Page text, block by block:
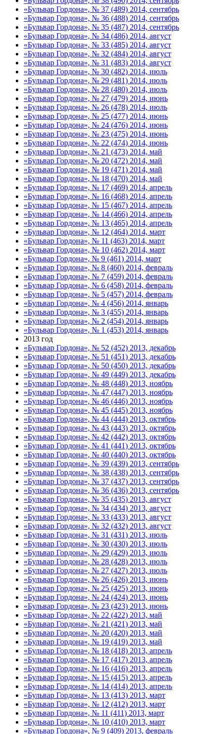
«Бульвар Гордона», № 37 (489) 2014, сентябрь
«Бульвар Гордона», № 36 (488) 2014, сентябрь
«Бульвар Гордона», № 35 (487) 2014, сентябрь
«Бульвар Гордона», № 34 (486) 2014, август
«Бульвар Гордона», № 33 (485) 2014, август
«Бульвар Гордона», № 32 (484) 2014, август
«Бульвар Гордона», № 31 (483) 2014, август
«Бульвар Гордона», № 30 (482) 2014, июль
«Бульвар Гордона», № 29 (481) 2014, июль
«Бульвар Гордона», № 28 (480) 2014, июль
«Бульвар Гордона», № 27 (479) 2014, июнь
«Бульвар Гордона», № 26 (478) 2014, июль
«Бульвар Гордона», № 25 (477) 2014, июнь
«Бульвар Гордона», № 24 (476) 2014, июнь
«Бульвар Гордона», № 23 (475) 2014, июнь
«Бульвар Гордона», № 22 (474) 2014, июнь
«Бульвар Гордона», № 21 (473) 2014, май
«Бульвар Гордона», № 20 (472) 2014, май
«Бульвар Гордона», № 19 (471) 2014, май
«Бульвар Гордона», № 18 (470) 2014, май
«Бульвар Гордона», № 17 (469) 2014, апрель
«Бульвар Гордона», № 16 (468) 2014, апрель
«Бульвар Гордона», № 15 (467) 2014, апрель
«Бульвар Гордона», № 14 (466) 2014, апрель
«Бульвар Гордона», № 13 (465) 2014, апрель
«Бульвар Гордона», № 12 (464) 2014, март
«Бульвар Гордона», № 11 (463) 2014, март
«Бульвар Гордона», № 10 (462) 2014, март
«Бульвар Гордона», № 9 (461) 2014, март
«Бульвар Гордона», № 8 (460) 2014, февраль
«Бульвар Гордона», № 7 (459) 2014, февраль
«Бульвар Гордона», № 6 (458) 2014, февраль
«Бульвар Гордона», № 5 (457) 2014, февраль
«Бульвар Гордона», № 4 (456) 2014, январь
«Бульвар Гордона», № 3 (455) 2014, январь
«Бульвар Гордона», № 2 (454) 2014, январь
«Бульвар Гордона», № 1 (453) 2014, январь
2013 год
«Бульвар Гордона», № 52 (452) 2013, декабрь
«Бульвар Гордона», № 51 (451) 2013, декабрь
«Бульвар Гордона», № 50 (450) 2013, декабрь
«Бульвар Гордона», № 49 (449) 2013, декабрь
«Бульвар Гордона», № 48 (448) 2013, ноябрь
«Бульвар Гордона», № 47 (447) 2013, ноябрь
«Бульвар Гордона», № 46 (446) 2013, ноябрь
«Бульвар Гордона», № 45 (445) 2013, ноябрь
«Бульвар Гордона», № 44 (444) 2013, октябрь
«Бульвар Гордона», № 43 (443) 2013, октябрь
«Бульвар Гордона», № 42 (442) 2013, октябрь
«Бульвар Гордона», № 41 (441) 2013, октябрь
«Бульвар Гордона», № 40 (440) 2013, октябрь
«Бульвар Гордона», № 39 (439) 2013, сентябрь
«Бульвар Гордона», № 38 (438) 2013, сентябрь
«Бульвар Гордона», № 37 (437) 2013, сентябрь
«Бульвар Гордона», № 36 (436) 2013, сентябрь
«Бульвар Гордона», № 35 (435) 2013, август
«Бульвар Гордона», № 34 (434) 2013, август
«Бульвар Гордона», № 33 (433) 2013, август
«Бульвар Гордона», № 32 (432) 2013, август
«Бульвар Гордона», № 31 (431) 2013, июль
«Бульвар Гордона», № 30 (430) 2013, июль
«Бульвар Гордона», № 29 (429) 2013, июль
«Бульвар Гордона», № 28 (428) 2013, июль
«Бульвар Гордона», № 27 (427) 2013, июль
«Бульвар Гордона», № 26 (426) 2013, июнь
«Бульвар Гордона», № 25 (425) 2013, июнь
«Бульвар Гордона», № 24 (424) 2013, июнь
«Бульвар Гордона», № 23 (423) 2013, июнь
«Бульвар Гордона», № 22 (422) 2013, май
«Бульвар Гордона», № 21 (421) 2013, май
«Бульвар Гордона», № 20 (420) 2013, май
«Бульвар Гордона», № 19 (419) 2013, май
«Бульвар Гордона», № 18 (418) 2013, апрель
«Бульвар Гордона», № 17 (417) 2013, апрель
«Бульвар Гордона», № 16 (416) 2013, апрель
«Бульвар Гордона», № 15 (415) 2013, апрель
«Бульвар Гордона», № 14 (414) 2013, апрель
«Бульвар Гордона», № 13 (413) 2013, март
«Бульвар Гордона», № 12 (412) 2013, март
«Бульвар Гордона», № 11 (411) 2013, март
«Бульвар Гордона», № 10 (410) 2013, март
«Бульвар Гордона», № 9 (409) 2013, февраль